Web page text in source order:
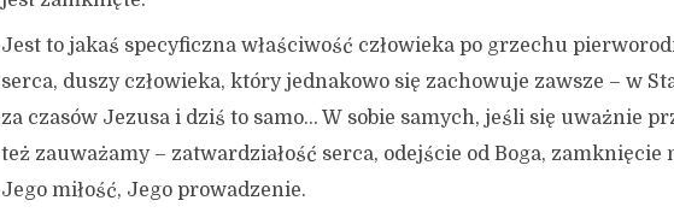
Jest to jakaś specyficzna właściwość człowieka po grzechu
serca, duszy człowieka, który jednakowo się zachowuje zawsze – w
za czasów Jezusa i dziś to samo… W sobie samych, jeśli się uważnie
też zauważamy – zatwardziałość serca, odejście od Boga, zamknięcie
Jego miłość, Jego prowadzenie.